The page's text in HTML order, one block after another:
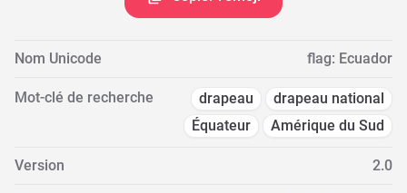
Nom Unicode flag: Ecuador
Mot-clé de recherche drapeau
drapeau national
Équateur
Amérique du Sud
Version 2.0